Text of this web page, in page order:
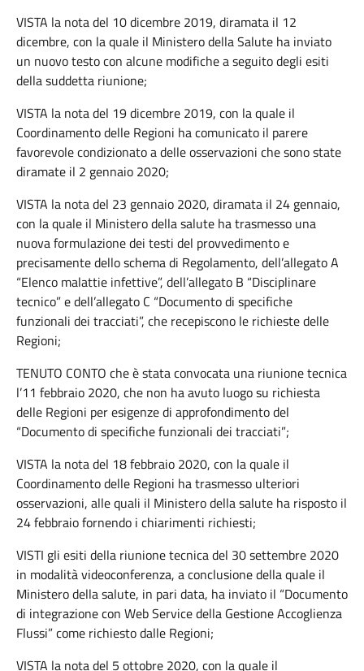
VISTA la nota del 10 dicembre 2019, diramata il 12
dicembre, con la quale il Ministero della Salute ha inviato
un nuovo testo con alcune modifiche a seguito degli esiti
della suddetta riunione;
VISTA la nota del 19 dicembre 2019, con la quale il
Coordinamento delle Regioni ha comunicato il parere
favorevole condizionato a delle osservazioni che sono state
diramate il 2 gennaio 2020;
VISTA la nota del 23 gennaio 2020, diramata il 24 gennaio,
con la quale il Ministero della salute ha trasmesso una
nuova formulazione dei testi del provvedimento e
precisamente dello schema di Regolamento, dell’allegato A
“Elenco malattie infettive”, dell’allegato B “Disciplinare
tecnico” e dell’allegato C “Documento di specifiche
funzionali dei tracciati”, che recepiscono le richieste delle
Regioni;
TENUTO CONTO che è stata convocata una riunione tecnica
l’11 febbraio 2020, che non ha avuto luogo su richiesta
delle Regioni per esigenze di approfondimento del
“Documento di specifiche funzionali dei tracciati”;
VISTA la nota del 18 febbraio 2020, con la quale il
Coordinamento delle Regioni ha trasmesso ulteriori
osservazioni, alle quali il Ministero della salute ha risposto il
24 febbraio fornendo i chiarimenti richiesti;
VISTI gli esiti della riunione tecnica del 30 settembre 2020
in modalità videoconferenza, a conclusione della quale il
Ministero della salute, in pari data, ha inviato il “Documento
di integrazione con Web Service della Gestione Accoglienza
Flussi” come richiesto dalle Regioni;
VISTA la nota del 5 ottobre 2020, con la quale il